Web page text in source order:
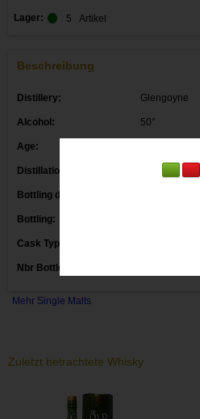
Lager: 5 Artikel
Beschreibung
Distillery: Glengoyne
Alcohol: 50°
Age:
Distillation date: 1997 09/1997
Bottling date:
Bottling:
Cask Type:
Nbr Bottles:
Mehr Single Malts
Zuletzt betrachtete Whisky